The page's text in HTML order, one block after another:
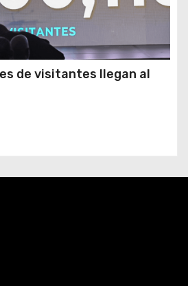
de visitantes llegan al